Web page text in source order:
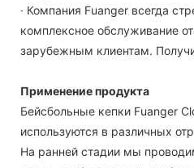
· Компания Fuanger всегда
комплексное обслуживание
зарубежным клиентам.
Применение продукта
Бейсбольные кепки Fuanger
используются в различных
На ранней стадии мы